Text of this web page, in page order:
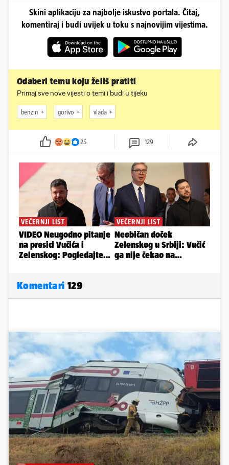
Skini aplikaciju za najbolje iskustvo portala. Čitaj,
komentiraj i budi uvijek u toku s najnovijim vijestima.
Odaberi temu koju želiš pratiti
Primaj sve nove vijesti o temi i budi u tijeku
benzin gorivo vlada
25 129
Komentari 129